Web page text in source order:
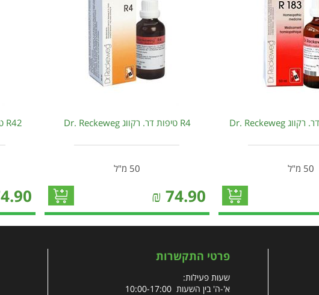
50 מ"ל
R4 טיפות דר. רקווג Dr. Reckeweg
50 מ"ל
74.90
₪
R42 טיפות - דר. רקווג Dr. Reckeweg
פרטי התקשרות
שעות פעילות:
א'-ה' בין השעות 10:00-17:00